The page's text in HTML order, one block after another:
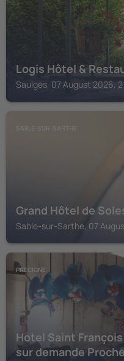
Logis Hôtel &
Saulges, 07 August 2026,
SABLE-SUR-SARTHE
Grand Hôtel de
Sable-sur-Sarthe, 07
PRECIGNE
Hotel Saint
sur demande